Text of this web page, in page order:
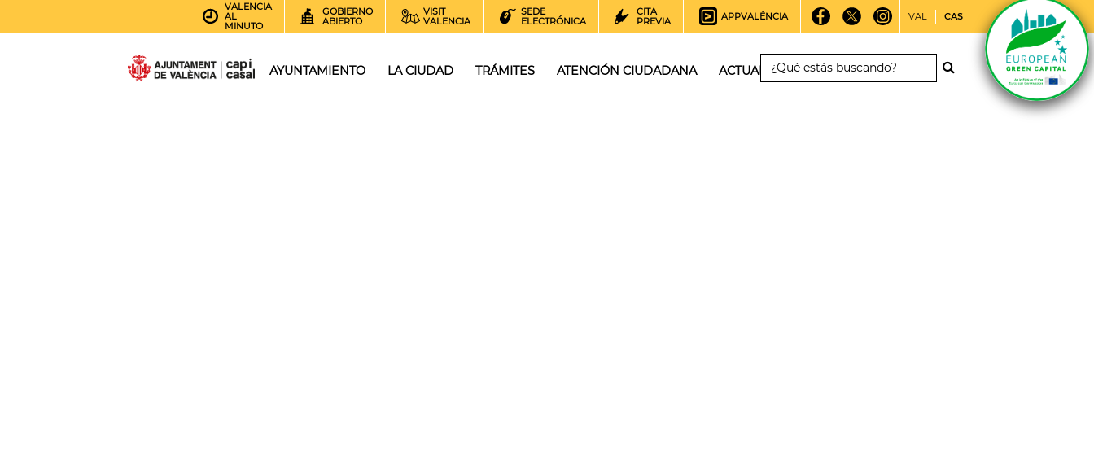
VALENCIA
AL
MINUTO
GOBIERNO
ABIERTO
VISIT
VALENCIA
SEDE
ELECTRÓNICA
CITA
PREVIA
APPVALÈNCIA VAL CAS
AYUNTAMIENTO LA CIUDAD TRÁMITES ATENCIÓN CIUDADANA ACTUALIDAD